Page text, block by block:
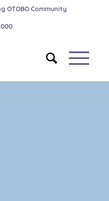
OTOBO Community
000